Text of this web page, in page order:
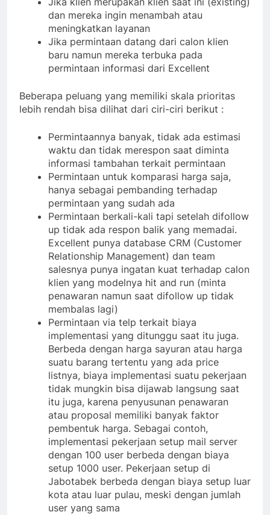
dan mereka ingin menambah atau
meningkatkan layanan
Jika permintaan datang dari calon klien
baru namun mereka terbuka pada
permintaan informasi dari Excellent
Beberapa peluang yang memiliki skala prioritas
lebih rendah bisa dilihat dari ciri-ciri berikut :
Permintaannya banyak, tidak ada estimasi
waktu dan tidak merespon saat diminta
informasi tambahan terkait permintaan
Permintaan untuk komparasi harga saja,
hanya sebagai pembanding terhadap
permintaan yang sudah ada
Permintaan berkali-kali tapi setelah difollow
up tidak ada respon balik yang memadai.
Excellent punya database CRM (Customer
Relationship Management) dan team
salesnya punya ingatan kuat terhadap calon
klien yang modelnya hit and run (minta
penawaran namun saat difollow up tidak
membalas lagi)
Permintaan via telp terkait biaya
implementasi yang ditunggu saat itu juga.
Berbeda dengan harga sayuran atau harga
suatu barang tertentu yang ada price
listnya, biaya implementasi suatu pekerjaan
tidak mungkin bisa dijawab langsung saat
itu juga, karena penyusunan penawaran
atau proposal memiliki banyak faktor
pembentuk harga. Sebagai contoh,
implementasi pekerjaan setup mail server
dengan 100 user berbeda dengan biaya
setup 1000 user. Pekerjaan setup di
Jabotabek berbeda dengan biaya setup luar
kota atau luar pulau, meski dengan jumlah
user yang sama